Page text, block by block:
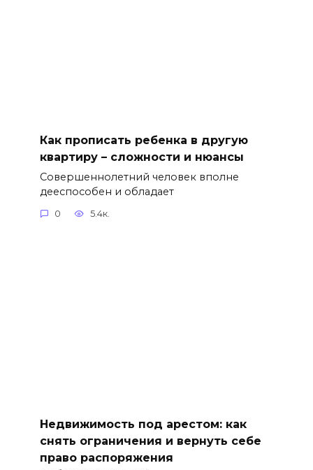
Как прописать ребенка в другую
квартиру – сложности и нюансы
Совершеннолетний человек вполне
дееспособен и обладает
0 5.4к.
Недвижимость под арестом: как
снять ограничения и вернуть себе
право распоряжения